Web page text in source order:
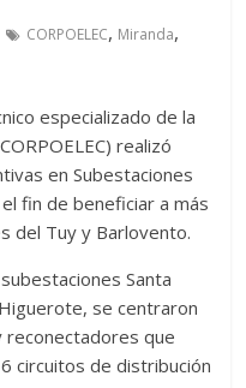
CORPOELEC, Miranda,
especializado de la
realizó
en Subestaciones
fin de beneficiar a más
del Tuy y Barlovento.
Santa
se centraron
que
circuitos de distribución